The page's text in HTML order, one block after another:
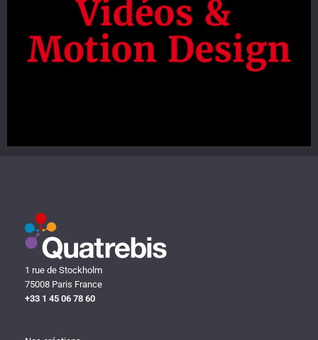
1 rue de Stockholm
75008 Paris France
+33 1 45 06 78 60